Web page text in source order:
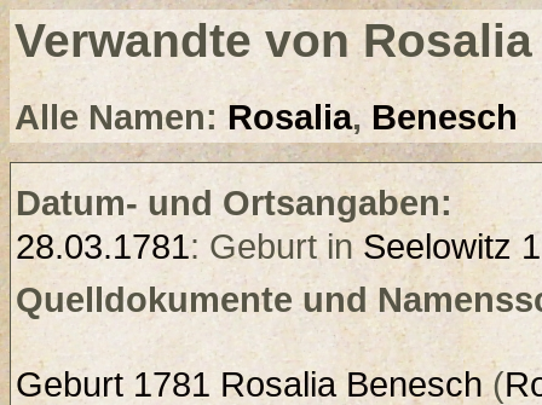
Verwandte von
Alle Namen: Rosalia, Benesch
Datum- und Ortsangaben:
28.03.1781: Geburt in Seelowitz 1
Quelldokumente und
Geburt 1781 Rosalia Benesch(